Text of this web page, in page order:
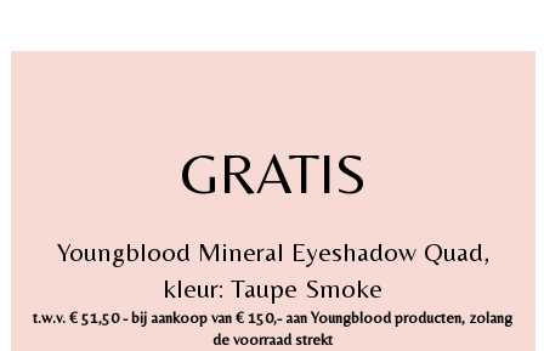
GRATIS
Youngblood Mineral Eyeshadow Quad,
kleur: Taupe Smoke
t.w.v. € 51,50 - bij aankoop van € 150,- aan Youngblood producten, zolang
de voorraad strekt